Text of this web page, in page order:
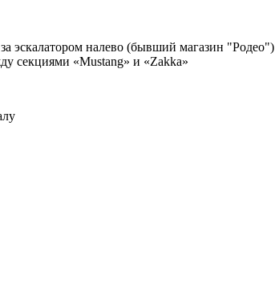
эскалатором налево (бывший магазин "Родео")
секциями «Mustang» и «Zakka»